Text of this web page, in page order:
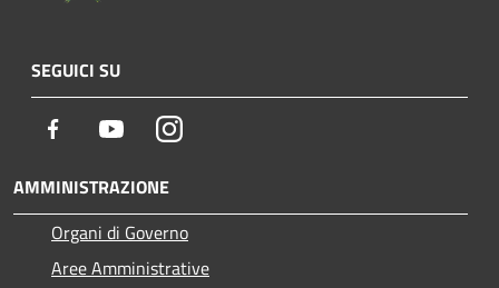
SEGUICI SU
Facebook YoutubeInstagram
AMMINISTRAZIONE
Organi di Governo
Aree Amministrative